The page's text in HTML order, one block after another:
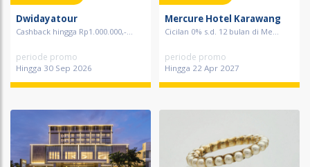
Dwidayatour
Cashback hingga Rp1.000.000,-...
periode promo
Hingga 30 Sep 2026
Mercure Hotel Karawang
Cicilan 0% s.d. 12 bulan di Me...
periode promo
Hingga 22 Apr 2027